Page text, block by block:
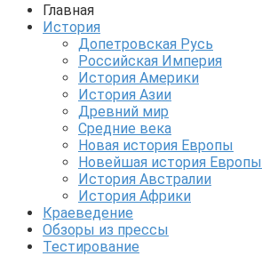
Главная
История
Допетровская Русь
Российская Империя
История Америки
История Азии
Древний мир
Средние века
Новая история Европы
Новейшая история Европы
История Австралии
История Африки
Краеведение
Обзоры из прессы
Тестирование